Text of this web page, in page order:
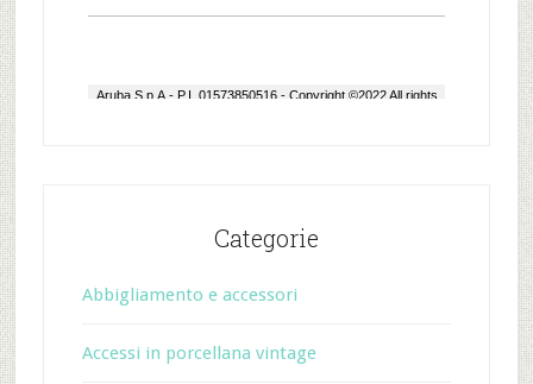
Categorie
Abbigliamento e accessori
Accessi in porcellana vintage